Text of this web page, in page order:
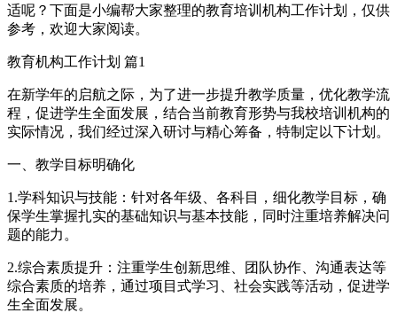
适呢？下面是小编帮大家整理的教育培训机构工作计划，仅供
参考，欢迎大家阅读。
教育机构工作计划 篇1
在新学年的启航之际，为了进一步提升教学质量，优化教学流
程，促进学生全面发展，结合当前教育形势与我校培训机构的
实际情况，我们经过深入研讨与精心筹备，特制定以下计划。
一、教学目标明确化
1.学科知识与技能：针对各年级、各科目，细化教学目标，确
保学生掌握扎实的基础知识与基本技能，同时注重培养解决问
题的能力。
2.综合素质提升：注重学生创新思维、团队协作、沟通表达等
综合素质的培养，通过项目式学习、社会实践等活动，促进学
生全面发展。